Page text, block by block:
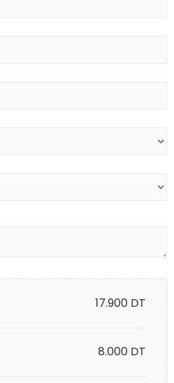
17.900 DT
8.000 DT